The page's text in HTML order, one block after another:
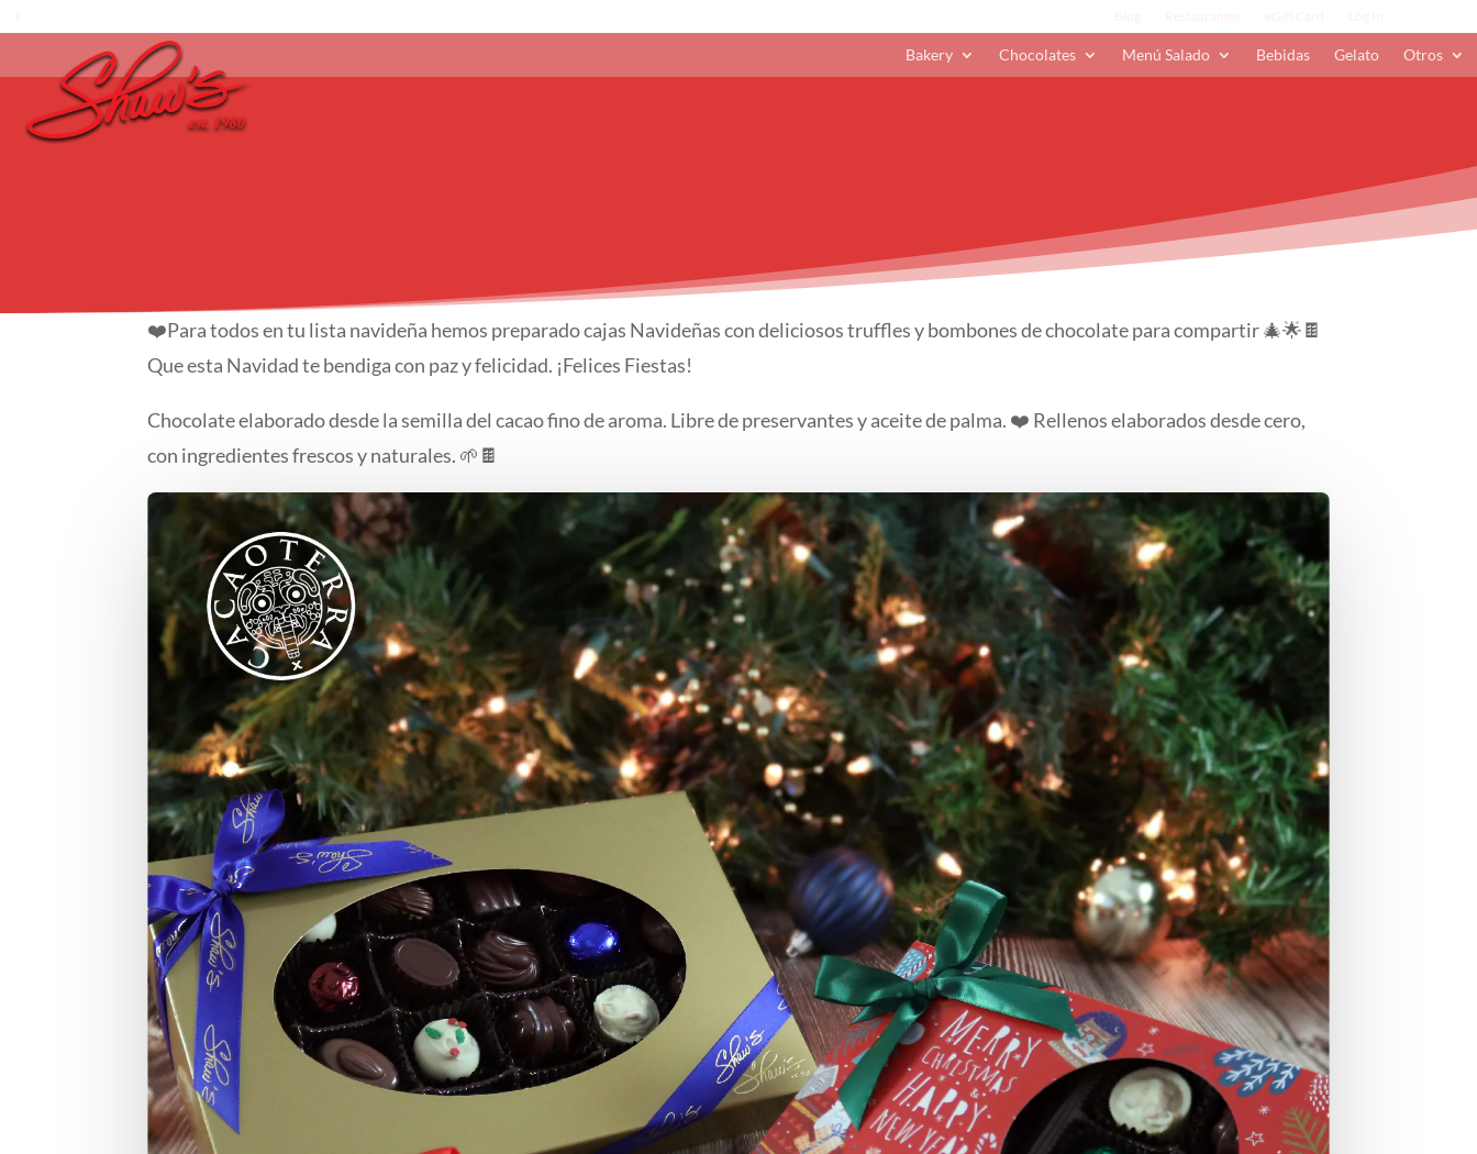
Bakery Chocolates Menú Salado Bebidas Gelato Otros
❤️Para todos en tu lista navideña hemos preparado cajas Navideñas con deliciosos truffles y bombones de chocolate para compartir 🎄🌟🍫
Que esta Navidad te bendiga con paz y felicidad. ¡Felices Fiestas!
Chocolate elaborado desde la semilla del cacao fino de aroma. Libre de preservantes y aceite de palma. ❤️ Rellenos elaborados desde cero,
con ingredientes frescos y naturales. 🌱🍫